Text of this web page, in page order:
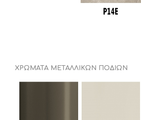
ΧΡΩΜΑΤΑ ΜΕΤΑΛΛΙΚΩΝ ΠΟΔΙΩΝ